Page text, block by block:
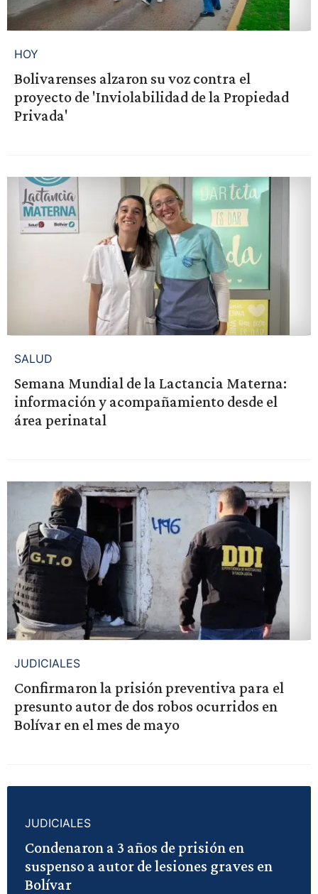
HOY
Bolivarenses alzaron su voz contra el
proyecto de 'Inviolabilidad de la Propiedad
Privada'
SALUD
Semana Mundial de la Lactancia Materna:
información y acompañamiento desde el
área perinatal
JUDICIALES
Confirmaron la prisión preventiva para el
presunto autor de dos robos ocurridos en
Bolívar en el mes de mayo
JUDICIALES
Condenaron a 3 años de prisión en
suspenso a autor de lesiones graves en
Bolívar